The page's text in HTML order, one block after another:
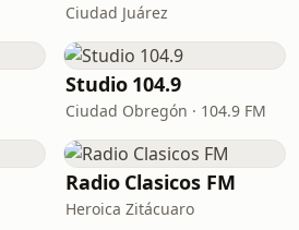
Ciudad Juárez
Studio 104.9
Ciudad Obregón · 104.9 FM
Radio Clasicos FM
Heroica Zitácuaro